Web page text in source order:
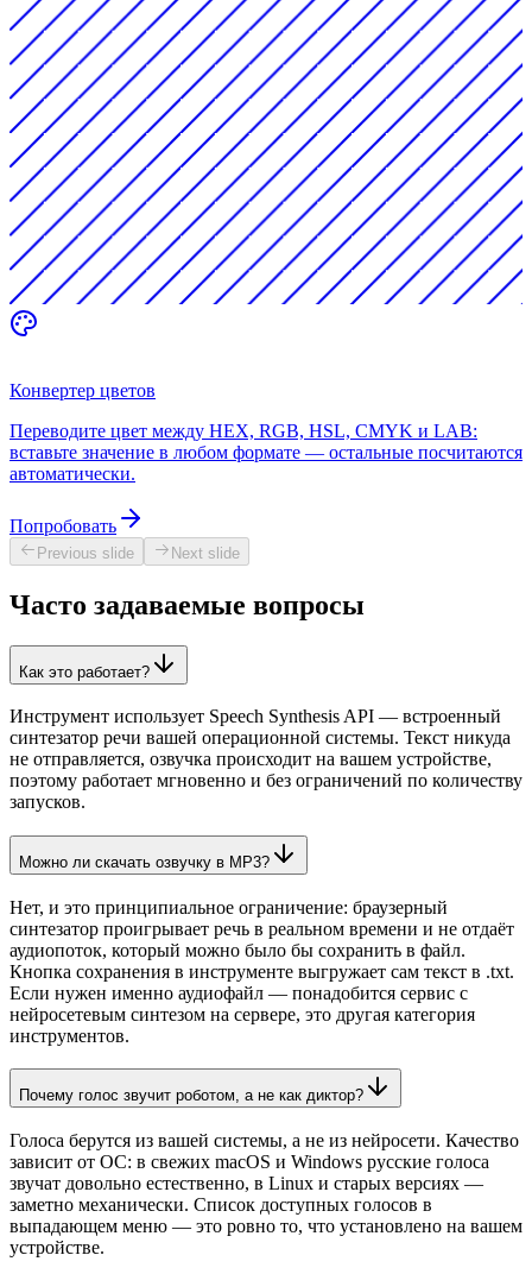
Конвертер цветов
Переводите цвет между HEX, RGB, HSL, CMYK и LAB:
вставьте значение в любом формате — остальные посчитаются
автоматически.
Попробовать
Previous slide Next slide
Часто задаваемые вопросы
Как это работает?
Инструмент использует Speech Synthesis API — встроенный
синтезатор речи вашей операционной системы. Текст никуда
не отправляется, озвучка происходит на вашем устройстве,
поэтому работает мгновенно и без ограничений по количеству
запусков.
Можно ли скачать озвучку в MP3?
Нет, и это принципиальное ограничение: браузерный
синтезатор проигрывает речь в реальном времени и не отдаёт
аудиопоток, который можно было бы сохранить в файл.
Кнопка сохранения в инструменте выгружает сам текст в .txt.
Если нужен именно аудиофайл — понадобится сервис с
нейросетевым синтезом на сервере, это другая категория
инструментов.
Почему голос звучит роботом, а не как диктор?
Голоса берутся из вашей системы, а не из нейросети. Качество
зависит от ОС: в свежих macOS и Windows русские голоса
звучат довольно естественно, в Linux и старых версиях —
заметно механически. Список доступных голосов в
выпадающем меню — это ровно то, что установлено на вашем
устройстве.